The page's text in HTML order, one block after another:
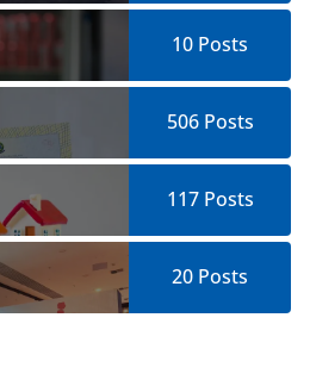
10 Posts
506Posts
117Posts
20 Posts